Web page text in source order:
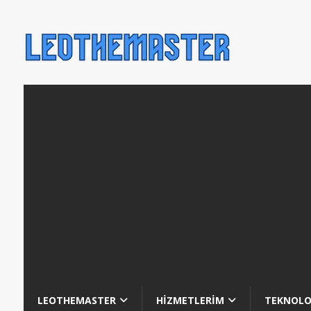
LEOTHEMASTER HİZMETLERİM